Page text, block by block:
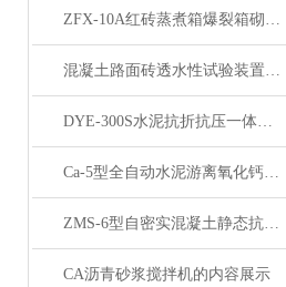
ZFX-10A红砖蒸煮箱爆裂箱砌墙砖瓦石灰产品展示
混凝土路面砖透水性试验装置产品展示
DYE-300S水泥抗折抗压一体机恒应力压力机试验机产品展示
Ca-5型全自动水泥游离氧化钙测定仪产品展示
ZMS-6型自密实混凝土静态抗离析性圆柱模产品展示
CA沥青砂浆搅拌机的内容展示